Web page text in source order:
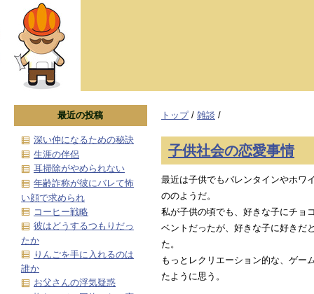
トップ/ 雑談 /
子供社会の恋愛事情
最近は子供でもバレンタインやホワ
ののようだ。
私が子供の頃でも、好きな子にチョ
ベントだったが、好きな子に好きだ
た。
もっとレクリエーション的な、ゲー
たように思う。
最近の投稿
深い仲になるための秘訣
生涯の伴侶
耳掃除がやめられない
年齢詐称が彼にバレて怖
い顔で求められ
コーヒー戦略
彼はどうするつもりだっ
たか
りんごを手に入れるのは
誰か
お父さんの浮気疑惑